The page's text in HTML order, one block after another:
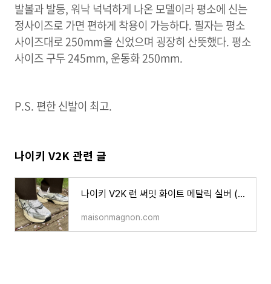
발볼과 발등, 워낙 넉넉하게 나온 모델이라 평소에 신는
정사이즈로 가면 편하게 착용이 가능하다. 필자는 평소
사이즈대로 250mm을 신었으며 굉장히 산뜻했다. 평소
사이즈 구두 245mm, 운동화 250mm.
P.S. 편한 신발이 최고.
나이키 V2K 관련 글
나이키 V2K 런 써밋 화이트 메탈릭 실버 (FD0736-100, HJ4497-100) 후기, 사이즈 추천
maisonmagnon.com